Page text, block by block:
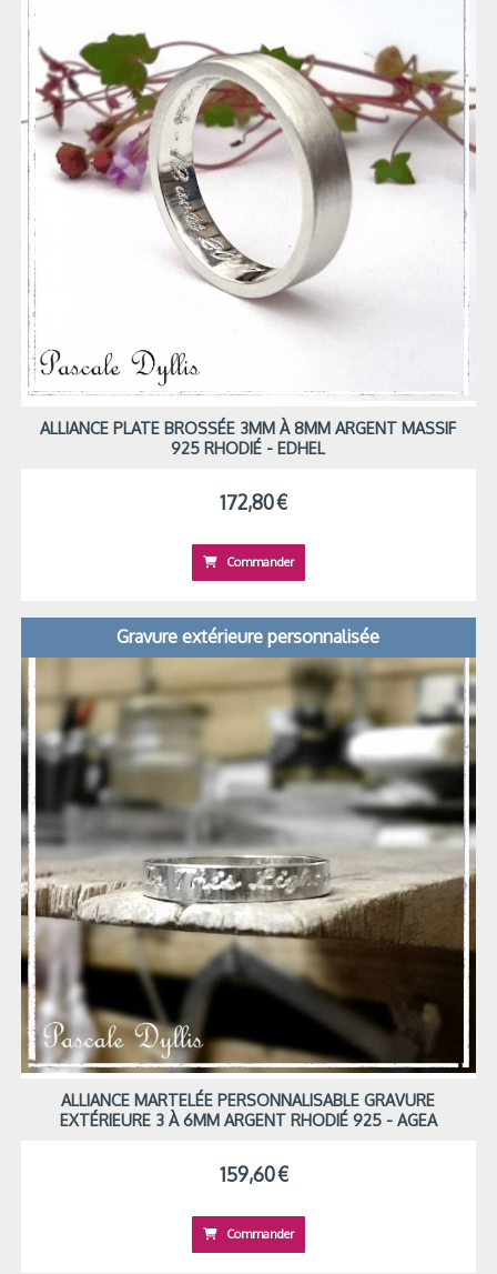
ALLIANCE PLATE BROSSÉE 3MM À 8MM ARGENT MASSIF
925 RHODIÉ - EDHEL
172,80€
Commander
Gravure extérieure personnalisée
ALLIANCE MARTELÉE PERSONNALISABLE GRAVURE
EXTÉRIEURE 3 À 6MM ARGENT RHODIÉ 925 - AGEA
159,60€
Commander